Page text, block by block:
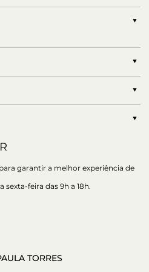
garantir a melhor experiência de
feira das 9h a 18h.